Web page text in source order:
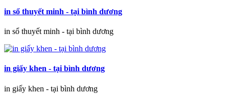
in sổ thuyết minh - tại bình dương
in sổ thuyết minh - tại bình dương
in giấy khen - tại bình dương
in giấy khen - tại bình dương